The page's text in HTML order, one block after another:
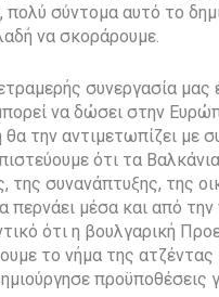
σύντομα αυτό το
να σκοράρουμε.
συνεργασία μας
να δώσει στην
την αντιμετωπίζει με
ότι τα
της συνανάπτυξης, της
μέσα και από
ότι η βουλγαρική
το νήμα της
προϋποθέσεις